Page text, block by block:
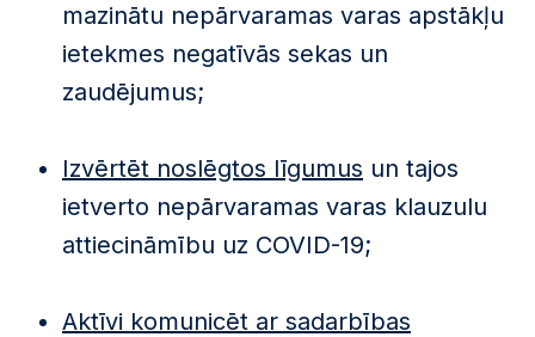
mazinātu nepārvaramas varas apstākļu
ietekmes negatīvās sekas un
zaudējumus;
Izvērtēt noslēgtos līgumus un tajos
ietverto nepārvaramas varas klauzulu
attiecināmību uz COVID-19;
Aktīvi komunicēt ar sadarbības